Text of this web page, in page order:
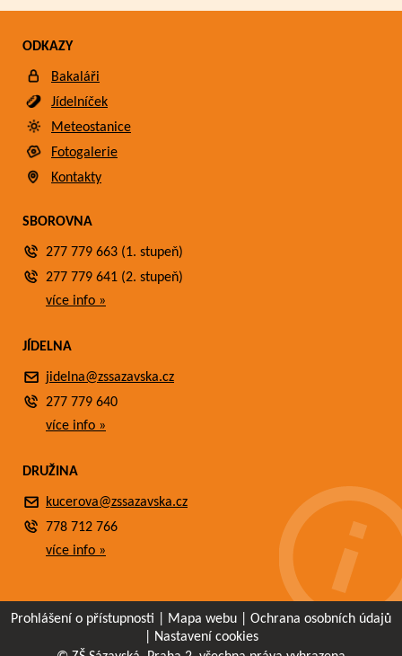
ODKAZY
Bakaláři
Jídelníček
Meteostanice
Fotogalerie
Kontakty
SBOROVNA
277 779 663 (1. stupeň)
277 779 641 (2. stupeň)
více info »
JÍDELNA
jidelna@zssazavska.cz
277 779 640
více info »
DRUŽINA
kucerova@zssazavska.cz
778 712 766
více info »
Prohlášení o přístupnosti Mapa webu
Ochrana osobních údajů
Nastavení cookies